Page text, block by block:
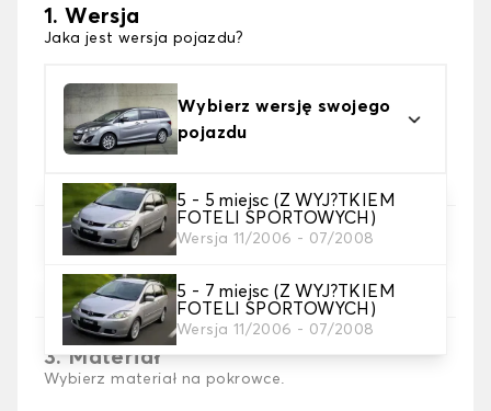
1. Wersja
Jaka jest wersja pojazdu?
Wybierz wersję swojego
pojazdu
5 - 5 miejsc (Z WYJ?TKIEM
FOTELI SPORTOWYCH)
Wersja 11/2006 - 07/2008
5 - 7 miejsc (Z WYJ?TKIEM
FOTELI SPORTOWYCH)
Wersja 11/2006 - 07/2008
2. Wybór gry
potrzebujesz
3. Materiał
Wybierz materiał na pokrowce.